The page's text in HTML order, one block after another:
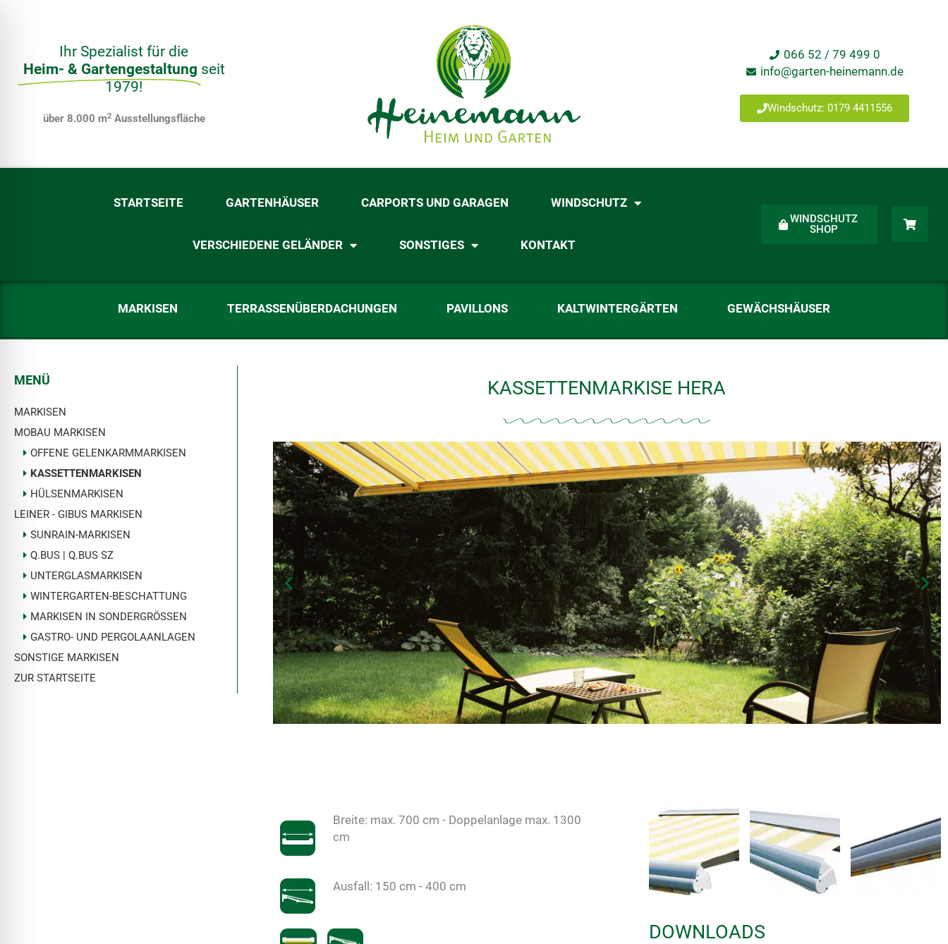
Ihr Spezialist für die
Heim- & Gartengestaltung seit
1979!
über 8.000 m2Ausstellungsfläche
066 52 / 79 499 0
info@garten-heinemann.de
Windschutz: 0179 4411556
STARTSEITE GARTENHÄUSER CARPORTS UND GARAGEN WINDSCHUTZ
VERSCHIEDENE GELÄNDER SONSTIGES KONTAKT
WINDSCHUTZ
SHOP
MARKISEN TERRASSENÜBERDACHUNGEN PAVILLONS KALTWINTERGÄRTEN GEWÄCHSHÄUSER
MENÜ
MARKISEN
MOBAU MARKISEN
OFFENE GELENKARMMARKISEN
KASSETTENMARKISEN
HÜLSENMARKISEN
LEINER - GIBUS MARKISEN
SUNRAIN-MARKISEN
Q.BUS | Q.BUS SZ
UNTERGLASMARKISEN
WINTERGARTEN-BESCHATTUNG
MARKISEN IN SONDERGRÖSSEN
GASTRO- UND PERGOLAANLAGEN
SONSTIGE MARKISEN
ZUR STARTSEITE
KASSETTENMARKISE HERA
Breite: max. 700 cm - Doppelanlage max. 1300
cm
Ausfall: 150 cm - 400 cm
DOWNLOADS
freundlicher Modus
sicherer Modus